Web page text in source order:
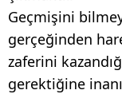
Geçmişini
gerçeğinden
zaferini
gerektiğine